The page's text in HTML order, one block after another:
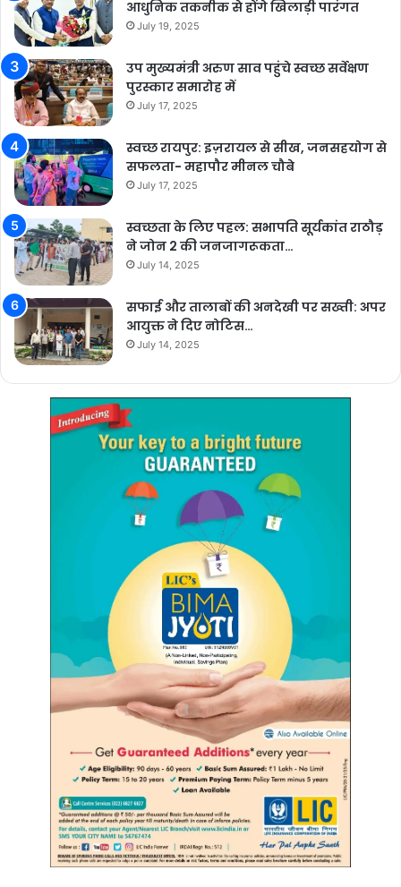
आधुनिक तकनीक से होंगे खिलाड़ी पारंगत
July 19, 2025
उप मुख्यमंत्री अरुण साव पहुंचे स्वच्छ सर्वेक्षण
पुरस्कार समारोह में
July 17, 2025
स्वच्छ रायपुर: इज़रायल से सीख, जनसहयोग से
सफलता- महापौर मीनल चौबे
July 17, 2025
स्वच्छता के लिए पहल: सभापति सूर्यकांत राठौड़
ने जोन 2 की जनजागरूकता…
July 14, 2025
सफाई और तालाबों की अनदेखी पर सख्ती: अपर
आयुक्त ने दिए नोटिस…
July 14, 2025